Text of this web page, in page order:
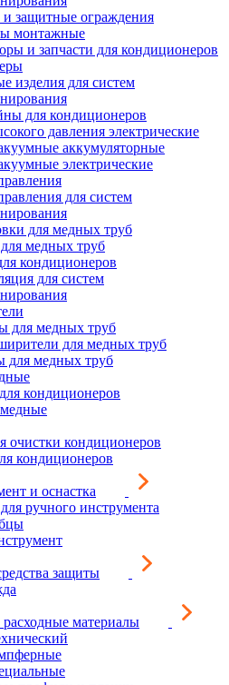
защитные ограждения
монтажные
и запчасти для кондиционеров
изделия для систем
для кондиционеров
давления электрические
аккумуляторные
электрические
для систем
для медных труб
медных труб
кондиционеров
для систем
для медных труб
для медных труб
для медных труб
кондиционеров
очистки кондиционеров
кондиционеров
и оснастка
ручного инструмента
защиты
материалы